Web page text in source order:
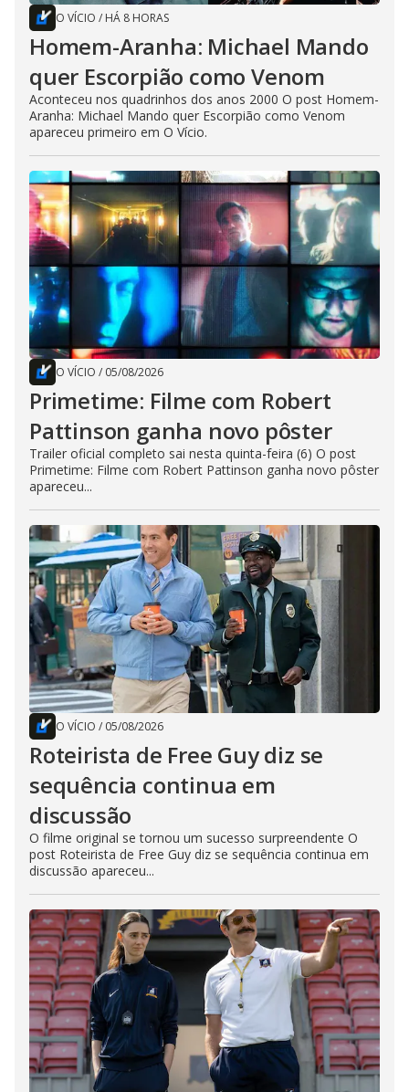
O VÍCIO / HÁ 8 HORAS
Homem-Aranha: Michael Mando
quer Escorpião como Venom
Aconteceu nos quadrinhos dos anos 2000 O post Homem-
Aranha: Michael Mando quer Escorpião como Venom
apareceu primeiro em O Vício.
O VÍCIO / 05/08/2026
Primetime: Filme com Robert
Pattinson ganha novo pôster
Trailer oficial completo sai nesta quinta-feira (6) O post
Primetime: Filme com Robert Pattinson ganha novo pôster
apareceu...
O VÍCIO / 05/08/2026
Roteirista de Free Guy diz se
sequência continua em
discussão
O filme original se tornou um sucesso surpreendente O
post Roteirista de Free Guy diz se sequência continua em
discussão apareceu...